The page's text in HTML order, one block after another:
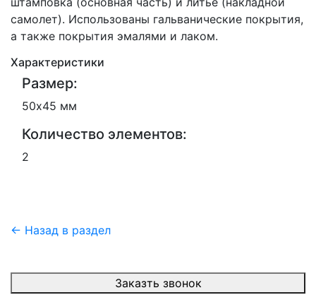
самолет). Использованы гальванические покрытия,
а также покрытия эмалями и лаком.
Характеристики
Размер:
50х45 мм
Количество элементов:
2
← Назад в раздел
Заказть звонок